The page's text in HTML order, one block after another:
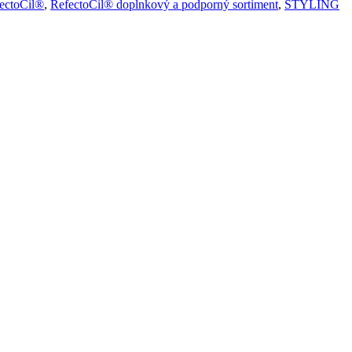
, RefectoCil® doplnkový a podporný sortiment, STYLING